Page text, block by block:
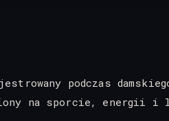
podczas
na sporcie, energii i